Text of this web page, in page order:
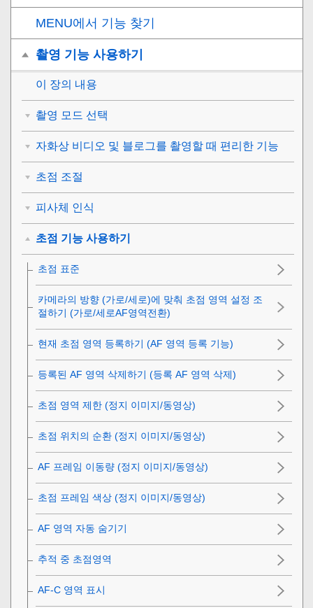
MENU에서 기능 찾기
촬영 기능 사용하기
이 장의 내용
촬영 모드 선택
자화상 비디오 및 블로그를 촬영할 때 편리한 기능
초점 조절
피사체 인식
초점 기능 사용하기
초점 표준
카메라의 방향 (가로/세로)에 맞춰 초점 영역 설정 조
절하기 (가로/세로AF영역전환)
현재 초점 영역 등록하기 (AF 영역 등록 기능)
등록된 AF 영역 삭제하기 (등록 AF 영역 삭제)
초점 영역 제한 (정지 이미지/동영상)
초점 위치의 순환 (정지 이미지/동영상)
AF 프레임 이동량 (정지 이미지/동영상)
초점 프레임 색상 (정지 이미지/동영상)
AF 영역 자동 숨기기
추적 중 초점영역
AF-C 영역 표시